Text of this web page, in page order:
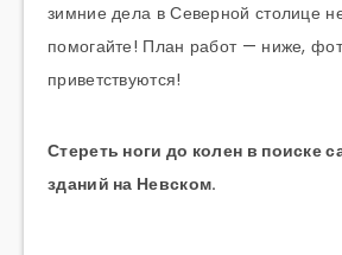
зимние дела в Северной столице
помогайте! План работ — ниже,
приветствуются!
Стереть ноги до колен в поиске
зданий на Невском.